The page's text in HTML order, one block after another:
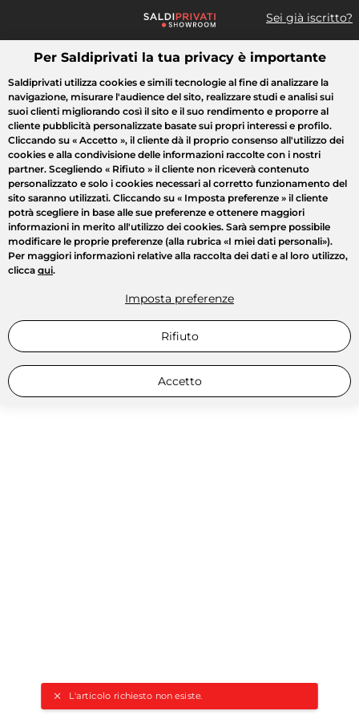
Sei già iscritto?
Cosa cerchi?
L'articolo richiesto non esiste.
Tutte le vendite Moda Casa Bellezza Elettrodomestici
Per Saldiprivati la tua privacy è importante
Saldiprivati utilizza cookies e simili tecnologie al fine di analizzare la
navigazione, misurare l'audience del sito, realizzare studi e analisi sui
suoi clienti migliorando così il sito e il suo rendimento e proporre al
cliente pubblicità personalizzate basate sui propri interessi e profilo.
Cliccando su « Accetto », il cliente dà il proprio consenso all'utilizzo dei
cookies e alla condivisione delle informazioni raccolte con i nostri
partner. Scegliendo « Rifiuto » il cliente non riceverà contenuto
personalizzato e solo i cookies necessari al corretto funzionamento del
sito saranno utilizzati. Cliccando su « Imposta preferenze » il cliente
potrà scegliere in base alle sue preferenze e ottenere maggiori
informazioni in merito all'utilizzo dei cookies. Sarà sempre possibile
modificare le proprie preferenze (alla rubrica «I miei dati personali»).
Per maggiori informazioni relative alla raccolta dei dati e al loro utilizzo,
clicca qui.
Imposta preferenze
Rifiuto
Accetto